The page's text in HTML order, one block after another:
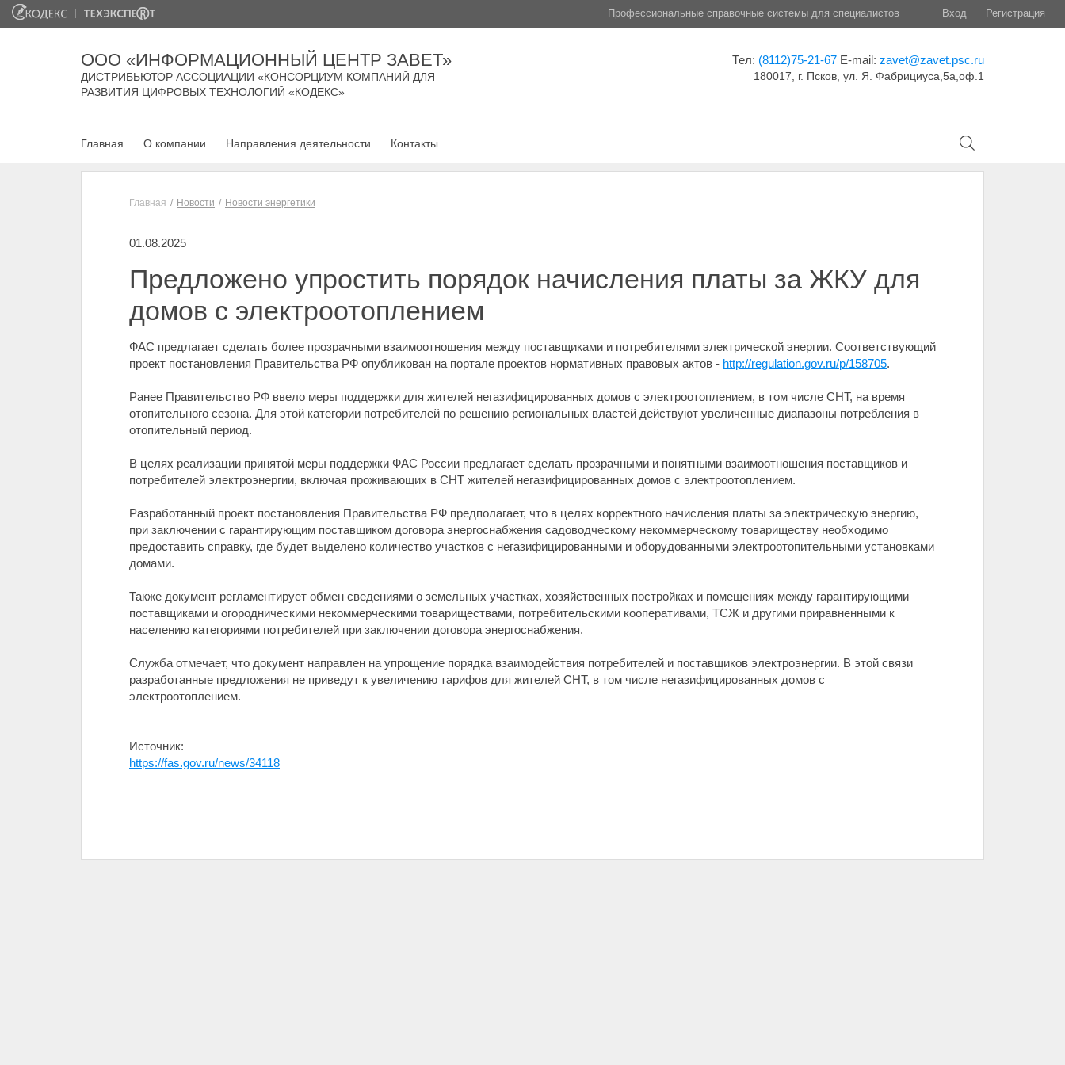
Профессиональные справочные системы для специалистов Вход Регистрация
ООО «ИНФОРМАЦИОННЫЙ ЦЕНТР ЗАВЕТ»
ДИСТРИБЬЮТОР АССОЦИАЦИИ «КОНСОРЦИУМ КОМПАНИЙ ДЛЯ
РАЗВИТИЯ ЦИФРОВЫХ ТЕХНОЛОГИЙ «КОДЕКС»
Тел: (8112)75-21-67 E-mail: zavet@zavet.psc.ru
180017, г. Псков, ул. Я. Фабрициуса,5а,оф.1
Главная О компании Направления деятельности Контакты
Главная Новости Новости энергетики
01.08.2025
Предложено упростить порядок начисления платы за ЖКУ для
домов с электроотоплением
ФАС предлагает сделать более прозрачными взаимоотношения между поставщиками и потребителями электрической энергии. Соответствующий
проект постановления Правительства РФ опубликован на портале проектов нормативных правовых актов - http://regulation.gov.ru/p/158705.
Ранее Правительство РФ ввело меры поддержки для жителей негазифицированных домов с электроотоплением, в том числе СНТ, на время
отопительного сезона. Для этой категории потребителей по решению региональных властей действуют увеличенные диапазоны потребления в
отопительный период.
В целях реализации принятой меры поддержки ФАС России предлагает сделать прозрачными и понятными взаимоотношения поставщиков и
потребителей электроэнергии, включая проживающих в СНТ жителей негазифицированных домов с электроотоплением.
Разработанный проект постановления Правительства РФ предполагает, что в целях корректного начисления платы за электрическую энергию,
при заключении с гарантирующим поставщиком договора энергоснабжения садоводческому некоммерческому товариществу необходимо
предоставить справку, где будет выделено количество участков с негазифицированными и оборудованными электроотопительными установками
домами.
Также документ регламентирует обмен сведениями о земельных участках, хозяйственных постройках и помещениях между гарантирующими
поставщиками и огородническими некоммерческими товариществами, потребительскими кооперативами, ТСЖ и другими приравненными к
населению категориями потребителей при заключении договора энергоснабжения.
Служба отмечает, что документ направлен на упрощение порядка взаимодействия потребителей и поставщиков электроэнергии. В этой связи
разработанные предложения не приведут к увеличению тарифов для жителей СНТ, в том числе негазифицированных домов с
электроотоплением.
Источник:
https://fas.gov.ru/news/34118